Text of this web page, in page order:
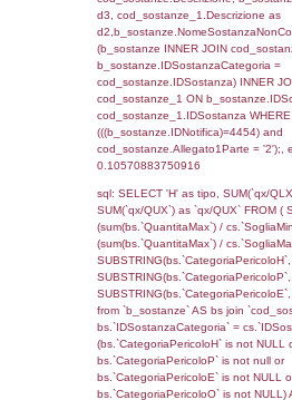
sql: SELECT
JOIN